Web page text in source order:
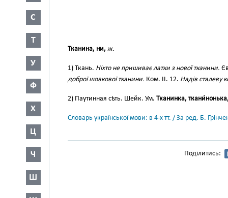
С
Т
У
Ф
Х
Ц
Ч
Ш
Тканина, ни, ж.
1) Ткань. Ніхто не пришиває латки з нової тканини.
доброї шовкової тканини. Ком. II. 12. Надів сталеву
2) Паутинная сѣть. Шейк. Ум. Тканинка,
Словарь української мови: в 4-х тт. / За ред. Б.
Поділитись: